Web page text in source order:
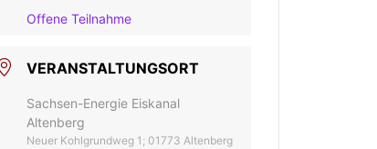
Offene Teilnahme
VERANSTALTUNGSORT
Sachsen-Energie Eiskanal
Altenberg
Neuer Kohlgrundweg 1; 01773 Altenberg